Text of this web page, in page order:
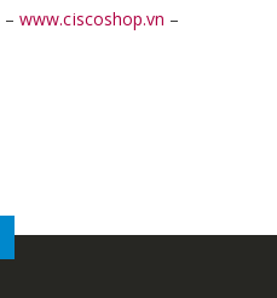
–www.ciscoshop.vn –